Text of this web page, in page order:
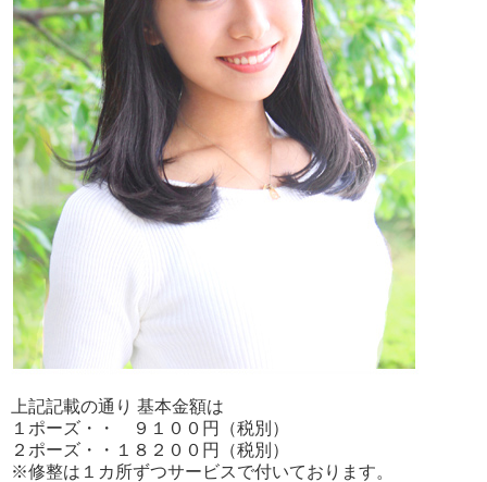
上記記載の通り 基本金額は
１ポーズ・・ ９１００円（税別）
２ポーズ・・１８２００円（税別）
※修整は１カ所ずつサービスで付いております。